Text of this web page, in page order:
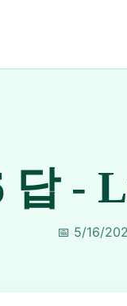
답 -
📅 5/16/